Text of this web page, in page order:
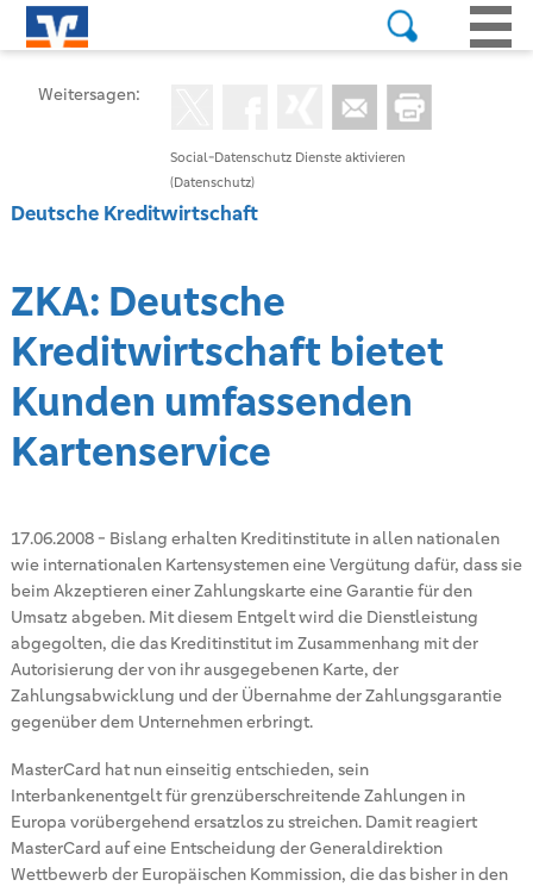
Social-Datenschutz Dienste aktivieren
(Datenschutz)
Weitersagen:
Deutsche Kreditwirtschaft
ZKA: Deutsche
Kreditwirtschaft bietet
Kunden umfassenden
Kartenservice
17.06.2008- Bislang erhalten Kreditinstitute in allen nationalen
wie internationalen Kartensystemen eine Vergütung dafür, dass sie
beim Akzeptieren einer Zahlungskarte eine Garantie für den
Umsatz abgeben. Mit diesem Entgelt wird die Dienstleistung
abgegolten, die das Kreditinstitut im Zusammenhang mit der
Autorisierung der von ihr ausgegebenen Karte, der
Zahlungsabwicklung und der Übernahme der Zahlungsgarantie
gegenüber dem Unternehmen erbringt.
MasterCard hat nun einseitig entschieden, sein
Interbankenentgelt für grenzüberschreitende Zahlungen in
Europa vorübergehend ersatzlos zu streichen. Damit reagiert
MasterCard auf eine Entscheidung der Generaldirektion
Wettbewerb der Europäischen Kommission, die das bisher in den